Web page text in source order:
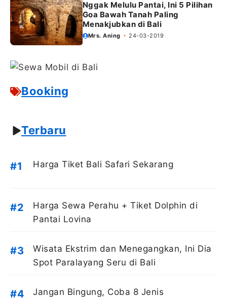
Nggak Melulu Pantai, Ini 5 Pilihan
Goa Bawah Tanah Paling
Menakjubkan di Bali
Mrs. Aning 24-03-2019
Booking
Terbaru
Harga Tiket Bali Safari Sekarang
Harga Sewa Perahu + Tiket Dolphin di
Pantai Lovina
Wisata Ekstrim dan Menegangkan, Ini Dia
Spot Paralayang Seru di Bali
Jangan Bingung, Coba 8 Jenis